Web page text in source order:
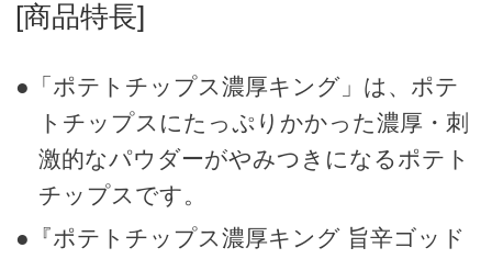
[商品特長]
●「ポテトチップス濃厚キング」は、ポテ
トチップスにたっぷりかかった濃厚・刺
激的なパウダーがやみつきになるポテト
チップスです。
●『ポテトチップス濃厚キング 旨辛ゴッド